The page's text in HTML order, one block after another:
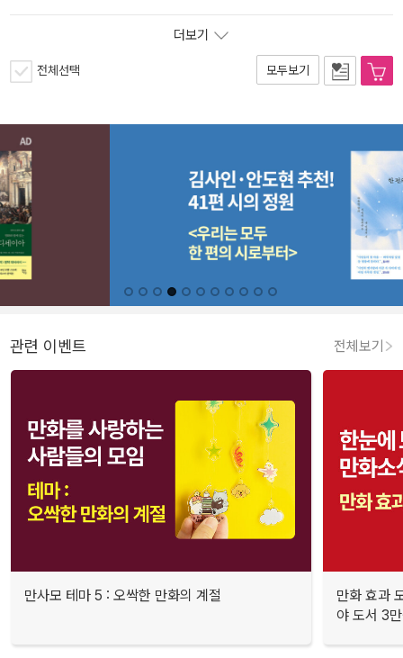
더보기
전체선택 모두보기
관련 이벤트 전체보기
만사모 테마 5 : 오싹한 만화의 계절
만화 효과
야 도서 3